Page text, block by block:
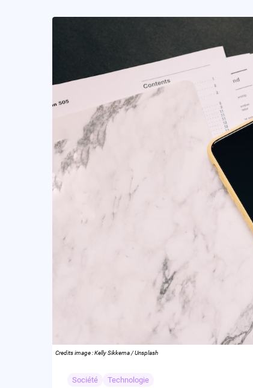
Credits image : Kelly Sikkema / Unsplash
Société Technologie